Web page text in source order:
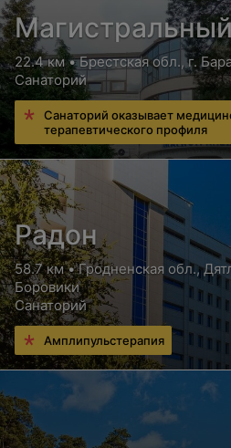
22.4 км • Брестская обл., г.
Санаторий
Санаторий оказывает
терапевтического профиля
Радон
58.7 км • Гродненская обл.,
Боровики
Санаторий
Амплипульстерапия